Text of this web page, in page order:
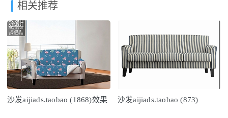
相关推荐
沙发aijiads.taobao (1868)效果 沙发aijiads.taobao (873)